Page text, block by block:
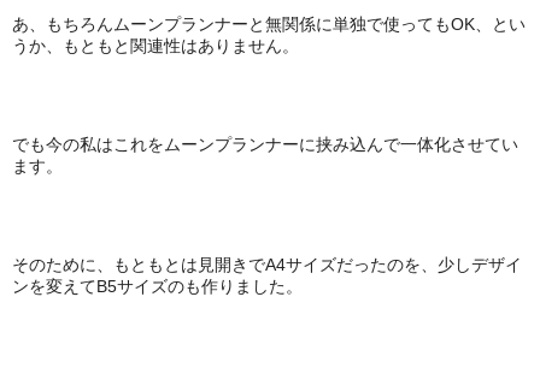
あ、もちろんムーンプランナーと無関係に単独で使ってもOK、とい
うか、もともと関連性はありません。
でも今の私はこれをムーンプランナーに挟み込んで一体化させてい
ます。
そのために、もともとは見開きでA4サイズだったのを、少しデザイ
ンを変えてB5サイズのも作りました。